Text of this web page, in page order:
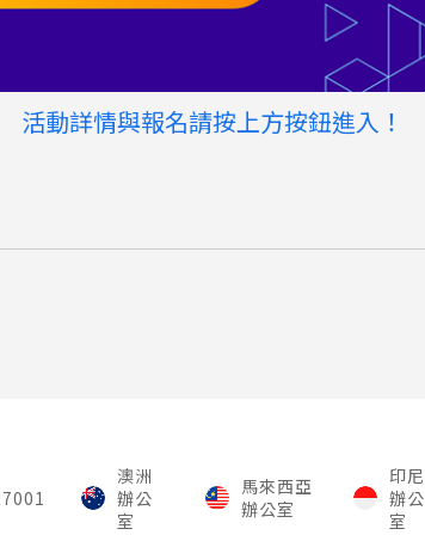
活動詳情與報名請按上方按鈕進入！
澳洲
辦公
室
馬來西亞
辦公室
印尼
辦公
室